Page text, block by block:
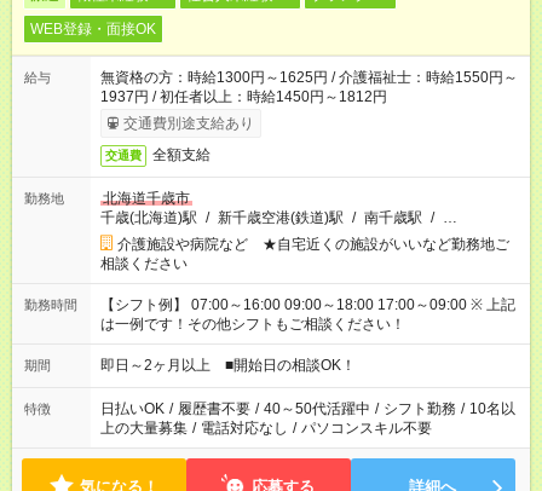
WEB登録・面接OK
給与
無資格の方：時給1300円～1625円 / 介護福祉士：時給1550円～
1937円 / 初任者以上：時給1450円～1812円
交通費別途支給あり
交通費 全額支給
勤務地
北海道千歳市
千歳(北海道)駅 / 新千歳空港(鉄道)駅 / 南千歳駅 / …
介護施設や病院など ★自宅近くの施設がいいなど勤務地ご
相談ください
勤務時間
【シフト例】 07:00～16:00 09:00～18:00 17:00～09:00 ※ 上記
は一例です！その他シフトもご相談ください！
期間 即日～2ヶ月以上 ■開始日の相談OK！
特徴 日払いOK / 履歴書不要 / 40～50代活躍中 / シフト勤務 / 10名以
上の大量募集 / 電話対応なし / パソコンスキル不要
気になる！ 応募する 詳細へ